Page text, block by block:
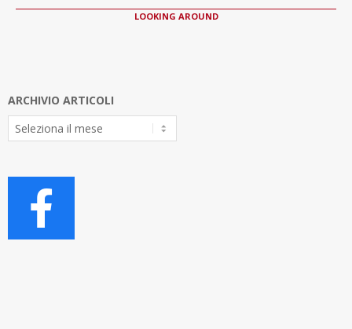
LOOKING AROUND
ARCHIVIO ARTICOLI
Archivio
Articoli